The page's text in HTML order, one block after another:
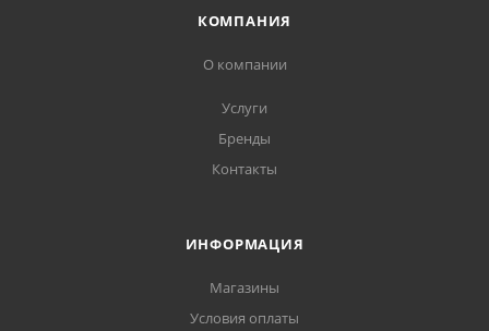
КОМПАНИЯ
О компании
Услуги
Бренды
Контакты
ИНФОРМАЦИЯ
Магазины
Условия оплаты